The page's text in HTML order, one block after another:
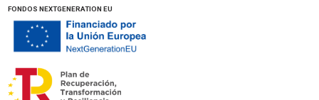
FONDOS NEXTGENERATION EU